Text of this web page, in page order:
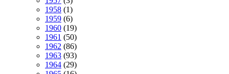
1958 (1)
1959 (6)
1960 (19)
1961 (50)
1962 (86)
1963 (93)
1964 (29)